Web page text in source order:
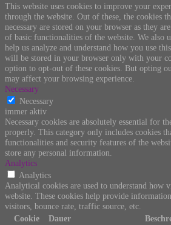
This website uses cookies to improve your
through the website. Out of these, the cookies
necessary are stored on your browser as they
of basic functionalities of the website. We also
help us analyze and understand how you use
will be stored in your browser only with your
option to opt-out of these cookies. But opting
may affect your browsing experience.
Necessary
Necessary
immer aktiv
Necessary cookies are absolutely essential for
properly. This category only includes cookies
functionalities and security features of the
store any personal information.
Analytics
Analytics
Analytical cookies are used to understand how
website. These cookies help provide
visitors, bounce rate, traffic source, etc.
Cookie
Dauer